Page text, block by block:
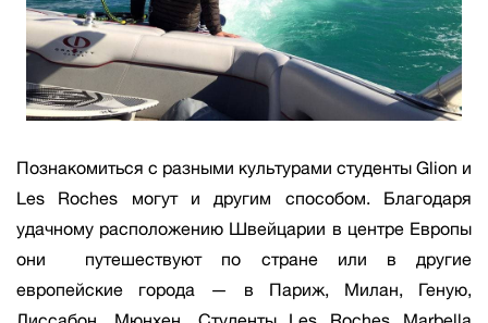
Познакомиться с разными культурами студенты Glion и
Les Roches могут и другим способом. Благодаря
удачному расположению Швейцарии в центре Европы
они путешествуют по стране или в другие
европейские города — в Париж, Милан, Геную,